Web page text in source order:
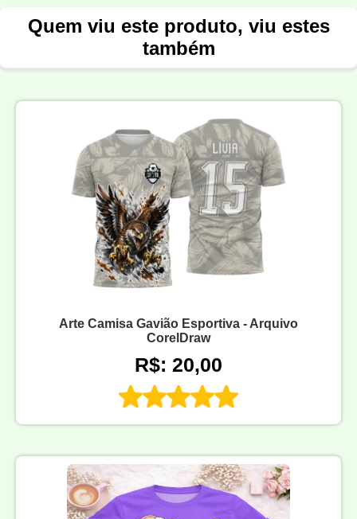
Quem viu este produto, viu estes
também
Arte Camisa Gavião Esportiva - Arquivo
CorelDraw
R$: 20,00